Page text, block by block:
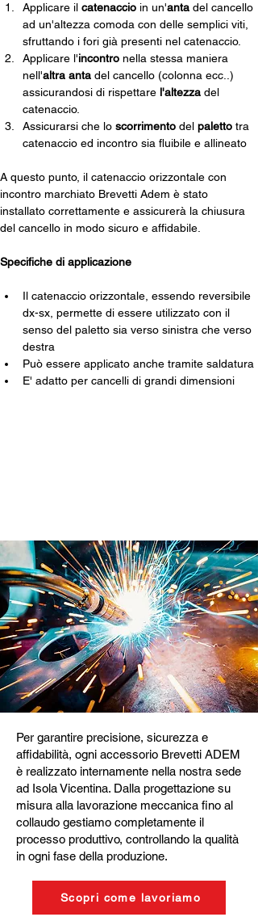
Applicare il catenaccio in un'anta del cancello
ad un'altezza comoda con delle semplici viti,
sfruttando i fori già presenti nel catenaccio.
Applicare l'incontro nella stessa maniera
nell'altra anta del cancello (colonna ecc..)
assicurandosi di rispettare l'altezza del
catenaccio.
Assicurarsi che lo scorrimento del paletto tra
catenaccio ed incontro sia fluibile e allineato
A questo punto, il catenaccio orizzontale con
incontro marchiato Brevetti Adem è stato
installato correttamente e assicurerà la chiusura
del cancello in modo sicuro e affidabile.
Specifiche di applicazione
Il catenaccio orizzontale, essendo reversibile
dx-sx, permette di essere utilizzato con il
senso del paletto sia verso sinistra che verso
destra
Può essere applicato anche tramite saldatura
E' adatto per cancelli di grandi dimensioni
Per garantire precisione, sicurezza e
affidabilità, ogni accessorio Brevetti ADEM
è realizzato internamente nella nostra sede
ad Isola Vicentina. Dalla progettazione su
misura alla lavorazione meccanica fino al
collaudo gestiamo completamente il
processo produttivo, controllando la qualità
in ogni fase della produzione.
Scopri come lavoriamo